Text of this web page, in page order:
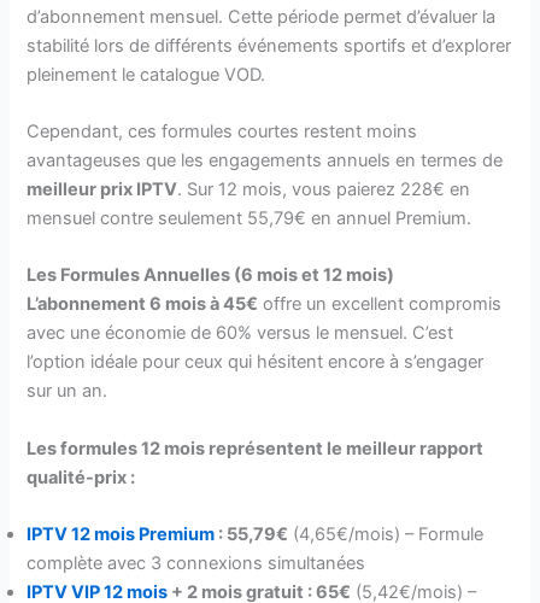
d’abonnement mensuel. Cette période permet d’évaluer la
stabilité lors de différents événements sportifs et d’explorer
pleinement le catalogue VOD.
Cependant, ces formules courtes restent moins
avantageuses que les engagements annuels en termes de
meilleur prix IPTV. Sur 12 mois, vous paierez 228€ en
mensuel contre seulement 55,79€ en annuel Premium.
Les Formules Annuelles (6 mois et 12 mois)
L’abonnement 6 mois à 45€ offre un excellent compromis
avec une économie de 60% versus le mensuel. C’est
l’option idéale pour ceux qui hésitent encore à s’engager
sur un an.
Les formules 12 mois représentent le meilleur rapport
qualité-prix :
IPTV 12 mois Premium : 55,79€ (4,65€/mois) – Formule
complète avec 3 connexions simultanées
IPTV VIP 12 mois + 2 mois gratuit : 65€ (5,42€/mois) –